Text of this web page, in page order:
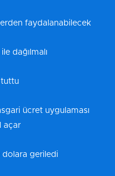
faydalanabilecek
dağılmalı
tuttu
ücret uygulaması
açar
geriledi